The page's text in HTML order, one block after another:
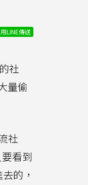
用LINE傳送
社
量偷
社
看到
的，